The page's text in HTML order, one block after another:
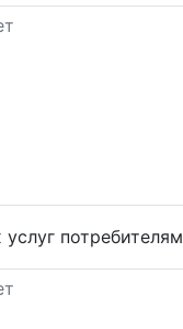
потребителям